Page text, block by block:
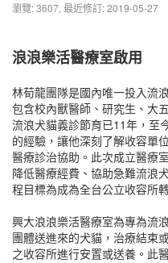
瀏覽: 3607, 最近修訂: 2019-05-27
浪浪樂活醫療室啟用
林荀龍團隊是國內唯一投入流
包含校內獸醫師、研究生、大
流浪犬貓義診節育已11年，至
的經驗，讓他深刻了解收容單
醫療診治協助。此次成立醫療
降低醫療經費、協助急難流浪
程目標為成為全台公立收容所
興大浪浪樂活醫療室為專為流
團體送進來的犬貓，治療結束
之收容所進行安置或送養。此